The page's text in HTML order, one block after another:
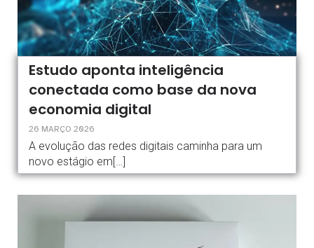
Estudo aponta inteligência
conectada como base da nova
economia digital
26 MARÇO 2026
A evolução das redes digitais caminha para um
novo estágio em[…]